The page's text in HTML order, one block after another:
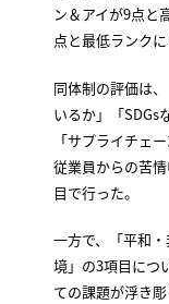
ン＆アイが9点と
点と最低ランクに
同体制の評価は
いるか」「SDGs
「サプライチェ
従業員からの苦
目で行った。
一方で、「平和
境」の3項目につ
ての課題が浮き